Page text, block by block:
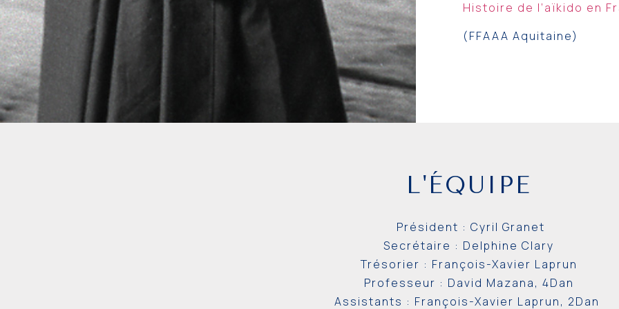
Histoire de l’aïkido en
(FFAAA Aquitaine)
L'ÉQUIPE
Président : Cyril Granet
Secrétaire : Delphine Clary
Trésorier : François-Xavier Laprun
Professeur : David Mazana, 4Dan
Assistants : François-Xavier Laprun, 2Dan